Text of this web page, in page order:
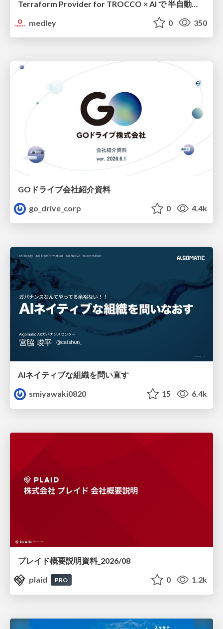
medley
0 350
GOドライブ会社紹介資料
go_drive_corp
0 4.4k
AIネイティブな組織を問い直す
smiyawaki0820
15 6.4k
プレイド概要説明資料_2026/08
plaid
PRO 0 1.2k